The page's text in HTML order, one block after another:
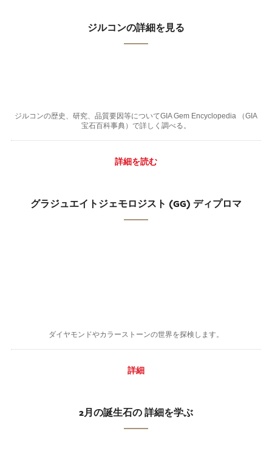
ジルコンの詳細を見る
ジルコンの歴史、研究、品質要因等についてGIA Gem Encyclopedia （GIA
宝石百科事典）で詳しく調べる。
詳細を読む
グラジュエイトジェモロジスト (GG) ディプロマ
ダイヤモンドやカラーストーンの世界を探検します。
詳細
2月の誕生石の 詳細を学ぶ